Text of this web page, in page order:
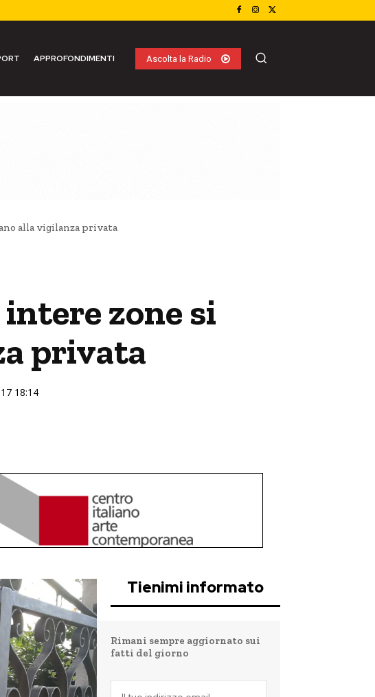
APPROFONDIMENTI Ascolta la Radio
alla vigilanza privata
zone si
privata
18:14
Tienimi informato
Rimani sempre aggiornato sui
fatti del giorno